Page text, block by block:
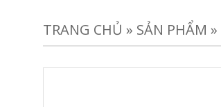
TRANG CHỦ » SẢN PHẨM »